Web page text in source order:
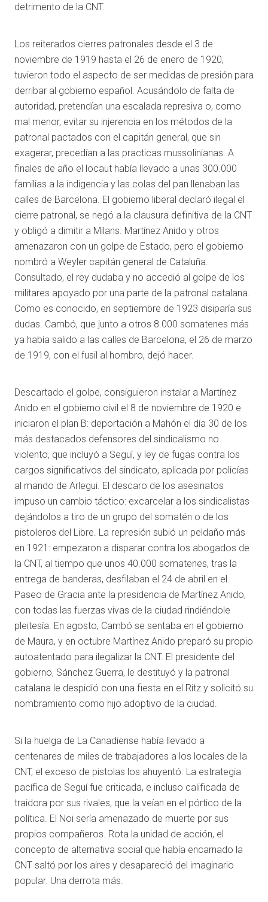
detrimento de la CNT.
Los reiterados cierres patronales desde el 3 de
noviembre de 1919 hasta el 26 de enero de 1920,
tuvieron todo el aspecto de ser medidas de presión para
derribar al gobierno español. Acusándolo de falta de
autoridad, pretendían una escalada represiva o, como
mal menor, evitar su injerencia en los métodos de la
patronal pactados con el capitán general, que sin
exagerar, precedían a las practicas mussolinianas. A
finales de año el locaut había llevado a unas 300.000
familias a la indigencia y las colas del pan llenaban las
calles de Barcelona. El gobierno liberal declaró ilegal el
cierre patronal, se negó a la clausura definitiva de la CNT
y obligó a dimitir a Milans. Martínez Anido y otros
amenazaron con un golpe de Estado, pero el gobierno
nombró a Weyler capitán general de Cataluña.
Consultado, el rey dudaba y no accedió al golpe de los
militares apoyado por una parte de la patronal catalana.
Como es conocido, en septiembre de 1923 disiparía sus
dudas. Cambó, que junto a otros 8.000 somatenes más
ya había salido a las calles de Barcelona, el 26 de marzo
de 1919, con el fusil al hombro, dejó hacer.
Descartado el golpe, consiguieron instalar a Martínez
Anido en el gobierno civil el 8 de noviembre de 1920 e
iniciaron el plan B: deportación a Mahón el día 30 de los
más destacados defensores del sindicalismo no
violento, que incluyó a Seguí, y ley de fugas contra los
cargos significativos del sindicato, aplicada por policías
al mando de Arlegui. El descaro de los asesinatos
impuso un cambio táctico: excarcelar a los sindicalistas
dejándolos a tiro de un grupo del somatén o de los
pistoleros del Libre. La represión subió un peldaño más
en 1921: empezaron a disparar contra los abogados de
la CNT, al tiempo que unos 40.000 somatenes, tras la
entrega de banderas, desfilaban el 24 de abril en el
Paseo de Gracia ante la presidencia de Martínez Anido,
con todas las fuerzas vivas de la ciudad rindiéndole
pleitesía. En agosto, Cambó se sentaba en el gobierno
de Maura, y en octubre Martínez Anido preparó su propio
autoatentado para ilegalizar la CNT. El presidente del
gobierno, Sánchez Guerra, le destituyó y la patronal
catalana le despidió con una fiesta en el Ritz y solicitó su
nombramiento como hijo adoptivo de la ciudad.
Si la huelga de La Canadiense había llevado a
centenares de miles de trabajadores a los locales de la
CNT, el exceso de pistolas los ahuyentó. La estrategia
pacífica de Seguí fue criticada, e incluso calificada de
traidora por sus rivales, que la veían en el pórtico de la
política. El Noi sería amenazado de muerte por sus
propios compañeros. Rota la unidad de acción, el
concepto de alternativa social que había encarnado la
CNT saltó por los aires y desapareció del imaginario
popular. Una derrota más.